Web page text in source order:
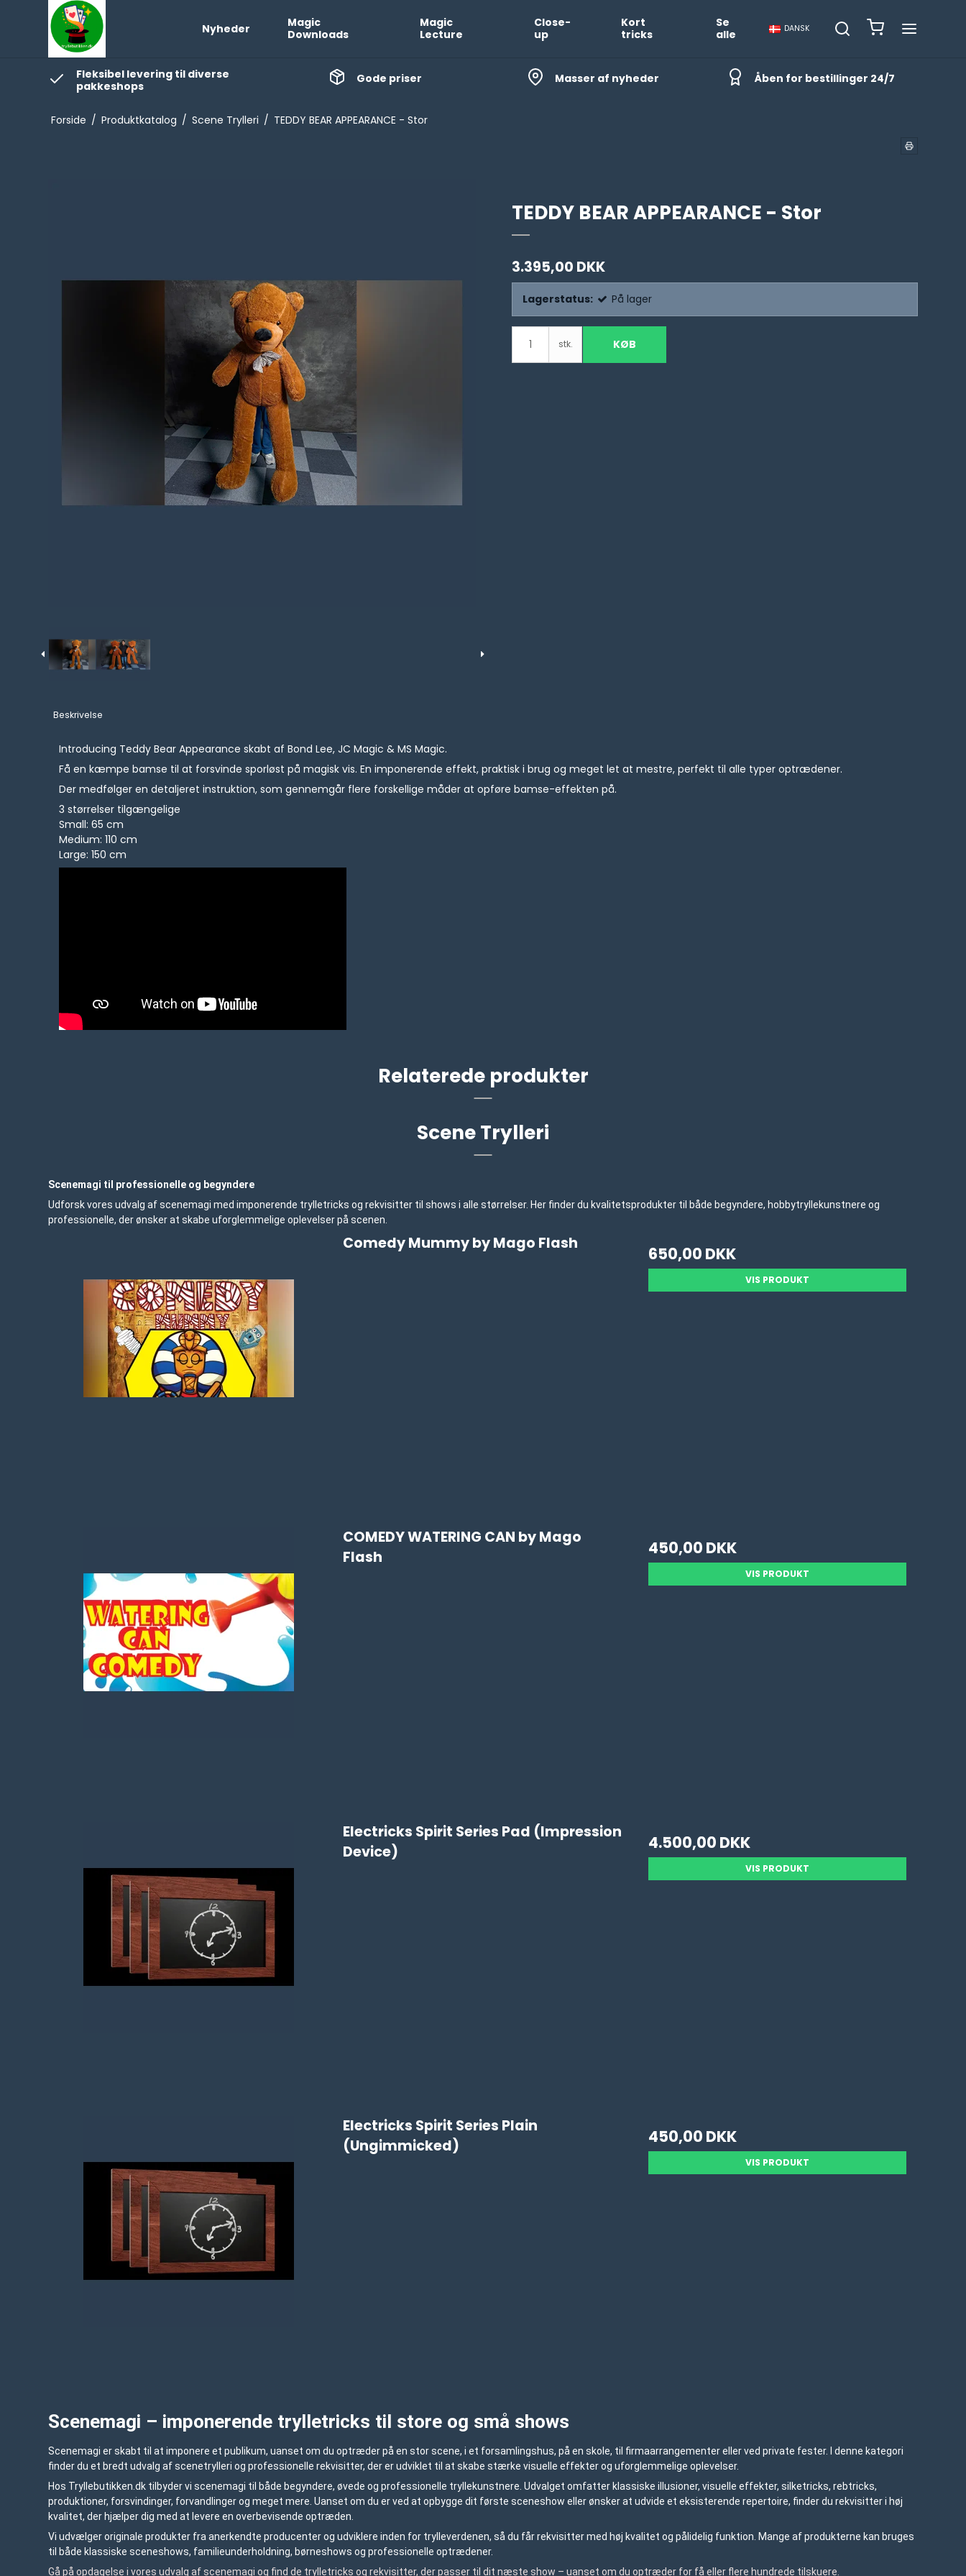
Nyheder
Magic
Downloads
Magic
Lecture
Close-
up
Kort
tricks
Se
alle
DANSK
Fleksibel levering til diverse
pakkeshops
Gode priser Masser af nyheder Åben for bestillinger 24/7
Forside / Produktkatalog / Scene Trylleri / TEDDY BEAR APPEARANCE - Stor
TEDDY BEAR APPEARANCE - Stor
3.395,00 DKK
Lagerstatus: På lager
stk. KØB
Beskrivelse
Introducing Teddy Bear Appearance skabt af Bond Lee, JC Magic & MS Magic.
Få en kæmpe bamse til at forsvinde sporløst på magisk vis. En imponerende effekt, praktisk i brug og meget let at mestre, perfekt til alle typer optrædener.
Der medfølger en detaljeret instruktion, som gennemgår flere forskellige måder at opføre bamse-effekten på.
3 størrelser tilgængelige
Small: 65 cm
Medium: 110 cm
Large: 150 cm
Relaterede produkter
Scene Trylleri
Scenemagi til professionelle og begyndere
Udforsk vores udvalg af scenemagi med imponerende trylletricks og rekvisitter til shows i alle størrelser. Her finder du kvalitetsprodukter til både begyndere, hobbytryllekunstnere og
professionelle, der ønsker at skabe uforglemmelige oplevelser på scenen.
Comedy Mummy by Mago Flash
650,00 DKK
VIS PRODUKT
COMEDY WATERING CAN by Mago
Flash
450,00 DKK
VIS PRODUKT
Electricks Spirit Series Pad (Impression
Device)
4.500,00 DKK
VIS PRODUKT
Electricks Spirit Series Plain
(Ungimmicked)
450,00 DKK
VIS PRODUKT
Scenemagi – imponerende trylletricks til store og små shows
Scenemagi er skabt til at imponere et publikum, uanset om du optræder på en stor scene, i et forsamlingshus, på en skole, til firmaarrangementer eller ved private fester. I denne kategori
finder du et bredt udvalg af scenetrylleri og professionelle rekvisitter, der er udviklet til at skabe stærke visuelle effekter og uforglemmelige oplevelser.
Hos Tryllebutikken.dk tilbyder vi scenemagi til både begyndere, øvede og professionelle tryllekunstnere. Udvalget omfatter klassiske illusioner, visuelle effekter, silketricks, rebtricks,
produktioner, forsvindinger, forvandlinger og meget mere. Uanset om du er ved at opbygge dit første sceneshow eller ønsker at udvide et eksisterende repertoire, finder du rekvisitter i høj
kvalitet, der hjælper dig med at levere en overbevisende optræden.
Vi udvælger originale produkter fra anerkendte producenter og udviklere inden for trylleverdenen, så du får rekvisitter med høj kvalitet og pålidelig funktion. Mange af produkterne kan bruges
til både klassiske sceneshows, familieunderholdning, børneshows og professionelle optrædener.
Gå på opdagelse i vores udvalg af scenemagi og find de trylletricks og rekvisitter, der passer til dit næste show – uanset om du optræder for få eller flere hundrede tilskuere.